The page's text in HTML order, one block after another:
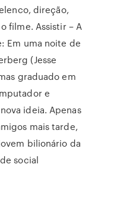
direção,
filme. Assistir – A
Em uma noite de
(Jesse
graduado em
e
ideia. Apenas
mais tarde,
bilionário da
social